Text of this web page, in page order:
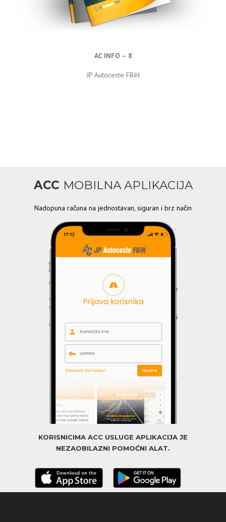
AC INFO – 8
JP Autoceste FBiH
ACC MOBILNA APLIKACIJA
Nadopuna računa na jednostavan, siguran i brz način
KORISNICIMA ACC USLUGE APLIKACIJA JE
NEZAOBILAZNI POMOĆNI ALAT.